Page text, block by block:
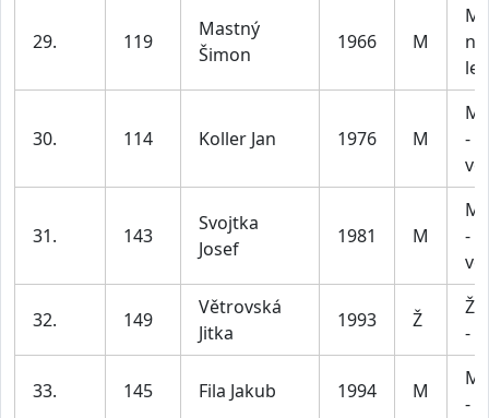
29. 119
Mastný
Šimon
1966 M
let
30. 114 Koller Jan 1976 M
-
31. 143
Svojtka
Josef
1981 M
-
32. 149
Větrovská
Jitka
1993 Ž
-
33. 145 Fila Jakub 1994 M
-